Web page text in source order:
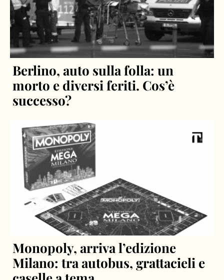
Berlino, auto sulla folla: un
morto e diversi feriti. Cos’è
successo?
Monopoly, arriva l’edizione
Milano: tra autobus, grattacieli e